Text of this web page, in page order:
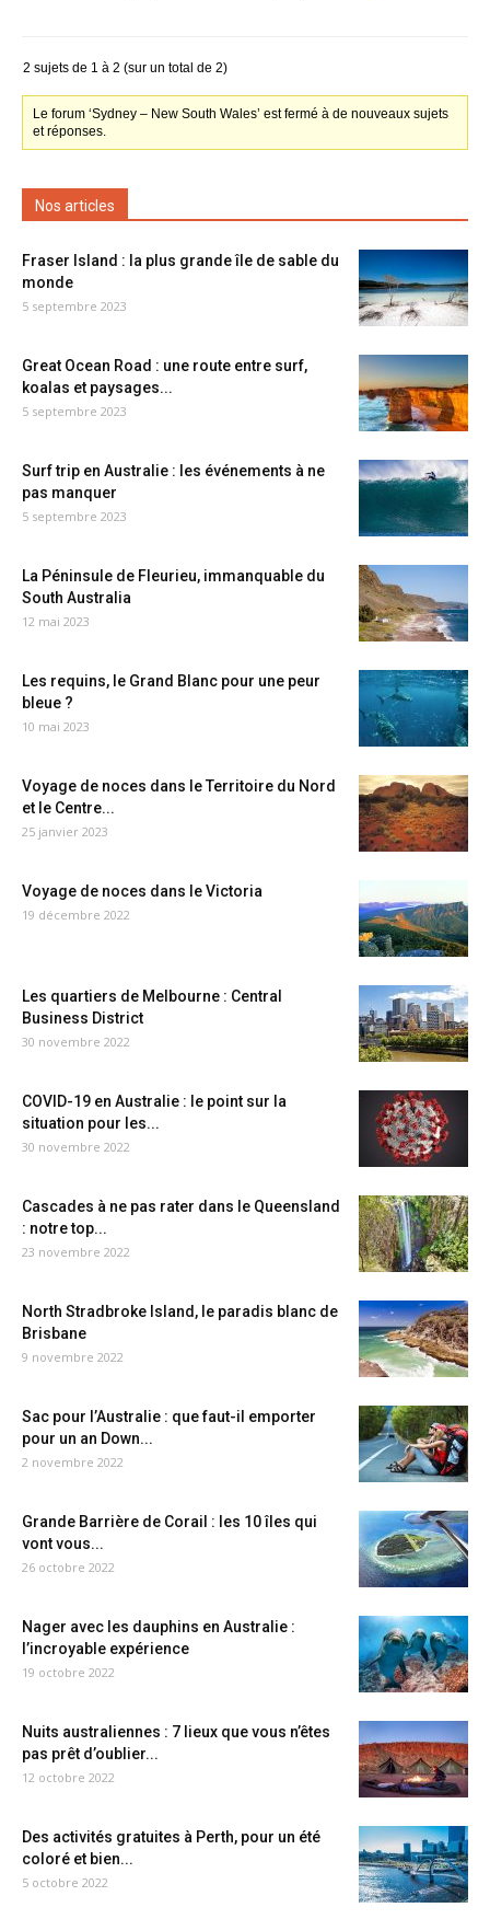
2 sujets de 1 à 2 (sur un total de 2)
Le forum ‘Sydney – New South Wales’ est fermé à de nouveaux sujets
et réponses.
Nos articles
Fraser Island : la plus grande île de sable du
monde
5 septembre 2023
Great Ocean Road : une route entre surf,
koalas et paysages...
5 septembre 2023
Surf trip en Australie : les événements à ne
pas manquer
5 septembre 2023
La Péninsule de Fleurieu, immanquable du
South Australia
12 mai 2023
Les requins, le Grand Blanc pour une peur
bleue ?
10 mai 2023
Voyage de noces dans le Territoire du Nord
et le Centre...
25 janvier 2023
Voyage de noces dans le Victoria
19 décembre 2022
Les quartiers de Melbourne : Central
Business District
30 novembre 2022
COVID-19 en Australie : le point sur la
situation pour les...
30 novembre 2022
Cascades à ne pas rater dans le Queensland
: notre top...
23 novembre 2022
North Stradbroke Island, le paradis blanc de
Brisbane
9 novembre 2022
Sac pour l’Australie : que faut-il emporter
pour un an Down...
2 novembre 2022
Grande Barrière de Corail : les 10 îles qui
vont vous...
26 octobre 2022
Nager avec les dauphins en Australie :
l’incroyable expérience
19 octobre 2022
Nuits australiennes : 7 lieux que vous n’êtes
pas prêt d’oublier...
12 octobre 2022
Des activités gratuites à Perth, pour un été
coloré et bien...
5 octobre 2022